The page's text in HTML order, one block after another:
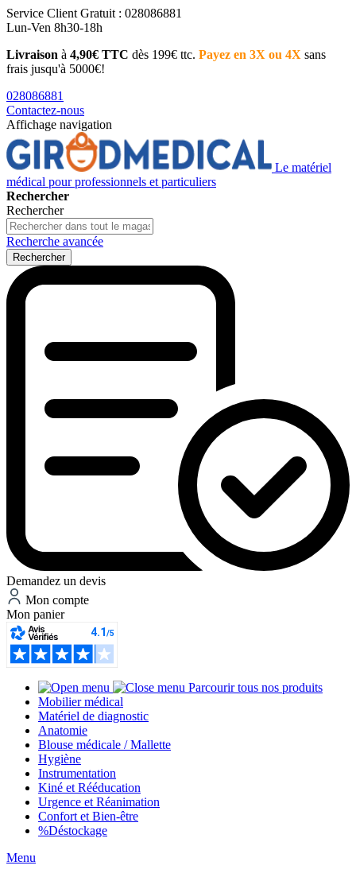
Service Client Gratuit : 028086881
Lun-Ven 8h30-18h
Livraison à 4,90€ TTC dès 199€ ttc. Payez en 3X ou 4X sans
frais jusqu'à 5000€!
028086881
Contactez-nous
Affichage navigation
Le matériel
médical pour professionnels et particuliers
Rechercher
Rechercher
Recherche avancée
Rechercher
Demandez un devis
Mon compte
Mon panier
Parcourir tous nos produits
Mobilier médical
Matériel de diagnostic
Anatomie
Blouse médicale / Mallette
Hygiène
Instrumentation
Kiné et Rééducation
Urgence et Réanimation
Confort et Bien-être
%Déstockage
Menu